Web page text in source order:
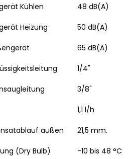
Kühlen 48 dB(A)
Heizung 50 dB(A)
65 dB(A)
1/4"
3/8"
1,1 l/h
außen 21,5 mm.
(Dry Bulb) -10 bis 48 °C